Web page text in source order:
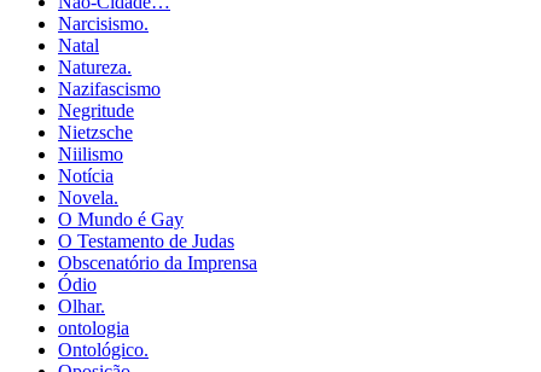
Narcisismo.
Natal
Natureza.
Nazifascismo
Negritude
Nietzsche
Niilismo
Notícia
Novela.
O Mundo é Gay
O Testamento de Judas
Obscenatório da Imprensa
Ódio
Olhar.
ontologia
Ontológico.